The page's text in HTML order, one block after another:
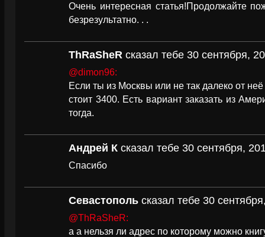
Очень интересная статья!Продолжайте
безрезультатно. . .
ThRaSheR сказал тебе 30 сентября,
@dimon96:
Если ты из Москвы или не так далеко от
стоит 3400. Есть вариант заказать из
тогда.
Андрей К сказал тебе 30 сентября,
Спасибо
Севастополь сказал тебе 30
@ThRaSheR:
а а нельзя ли адрес по которому можно